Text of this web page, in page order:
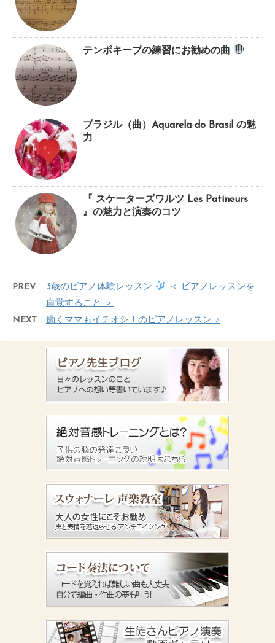
テンポキープの練習にお勧めの曲
ブラジル（曲）Aquarela do Brasil の魅
力
『 スケーターズワルツ Les Patineurs
』の魅力と演奏のコツ
PREV 3歳のピアノ体験レッスン
＜ ピアノレッスンを
自覚すること ＞
NEXT
働くママもイチオシ！のピアノレッスン ♪